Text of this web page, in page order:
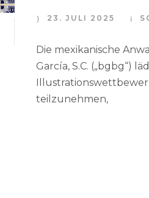
23. JULI 2025
Die mexikanische
García, S.C. („bgbg“)
teilzunehmen,